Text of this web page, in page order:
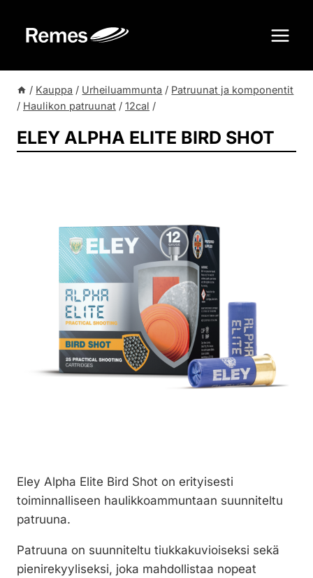
sisältöön
/ Kauppa / Urheiluammunta / Patruunat ja komponentit
/ Haulikon patruunat / 12cal /
ELEY ALPHA ELITE BIRD SHOT
Eley Alpha Elite Bird Shot on erityisesti
toiminnalliseen haulikkoammuntaan suunniteltu
patruuna.
Patruuna on suunniteltu tiukkakuvioiseksi sekä
pienirekyyliseksi, joka mahdollistaa nopeat